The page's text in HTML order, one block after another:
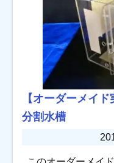
【オーダーメイ
分割水槽